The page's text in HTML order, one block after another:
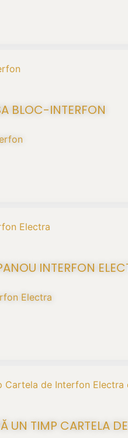
BLOC-INTERFON
INTERFON
Electra
UN TIMP CARTELA